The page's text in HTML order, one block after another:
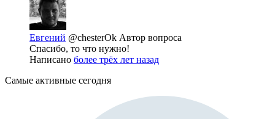
Евгений @chesterOk Автор вопроса
Спасибо, то что нужно!
Написано более трёх лет назад
Самые активные сегодня